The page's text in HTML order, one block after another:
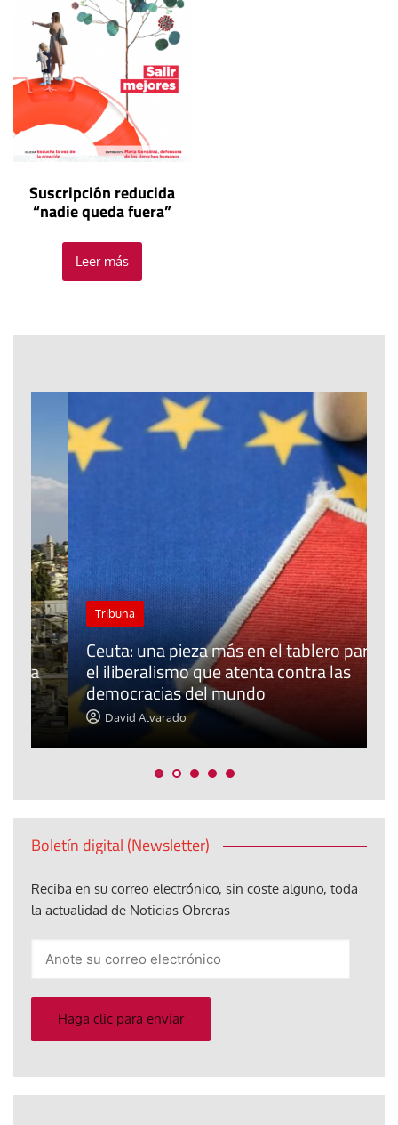
Suscripción reducida
“nadie queda fuera”
Leer más
Tribuna
Ceuta: una pieza más en el tablero para
el iliberalismo que atenta contra las
democracias del mundo
David Alvarado
Boletín digital (Newsletter)
Reciba en su correo electrónico, sin coste alguno, toda
la actualidad de Noticias Obreras
electrónico
Haga clic para enviar